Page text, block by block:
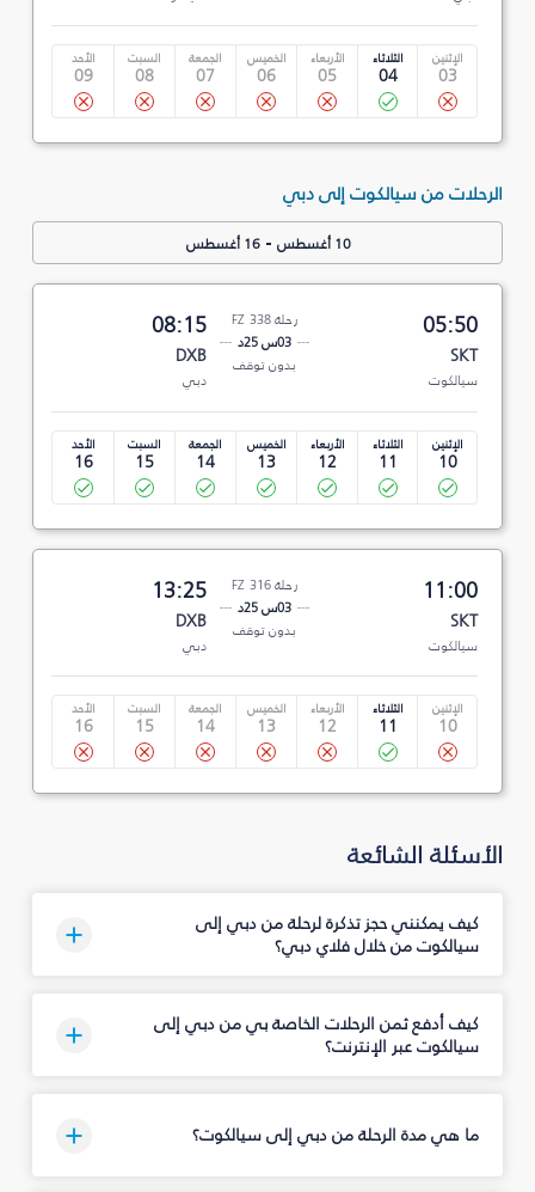
الإثنين
03
الثلاثاء
04
الأربعاء
05
الخميس
06
الجمعة
07
السبت
08
الأحد
09
الرحلات من سيالكوت إلى دبي
10 أغسطس -16 أغسطس
05:50
SKT
سيالكوت
رحلة FZ 338
03س 25د
بدون توقف
08:15
DXB
دبي
الإثنين
10
الثلاثاء
11
الأربعاء
12
الخميس
13
الجمعة
14
السبت
15
الأحد
16
11:00
SKT
سيالكوت
رحلة FZ 316
03س 25د
بدون توقف
13:25
DXB
دبي
الإثنين
10
الثلاثاء
11
الأربعاء
12
الخميس
13
الجمعة
14
السبت
15
الأحد
16
الأسئلة الشائعة
كيف يمكنني حجز تذكرة لرحلة من دبي إلى
سيالكوت من خلال فلاي دبي؟
كيف أدفع ثمن الرحلات الخاصة بي من دبي إلى
سيالكوت عبر الإنترنت؟
ما هي مدة الرحلة من دبي إلى سيالكوت؟